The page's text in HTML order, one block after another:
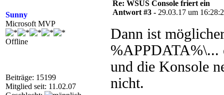
Sunny
Microsoft MVP
Offline
Beiträge: 15199
Mitglied seit: 11.02.07
Re: WSUS Console friert ein
Antwort #3 - 29.03.17 um
Dann ist
%APPDATA%\...
und die Konsole
nicht.